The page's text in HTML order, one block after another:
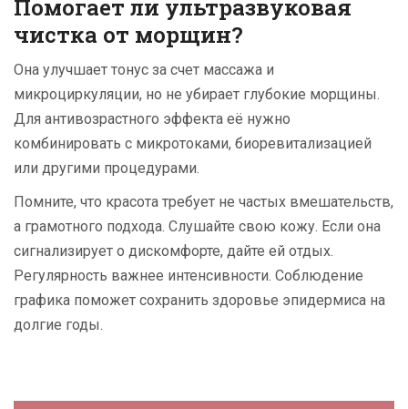
Помогает ли ультразвуковая
чистка от морщин?
Она улучшает тонус за счет массажа и
микроциркуляции, но не убирает глубокие морщины.
Для антивозрастного эффекта её нужно
комбинировать с микротоками, биоревитализацией
или другими процедурами.
Помните, что красота требует не частых вмешательств,
а грамотного подхода. Слушайте свою кожу. Если она
сигнализирует о дискомфорте, дайте ей отдых.
Регулярность важнее интенсивности. Соблюдение
графика поможет сохранить здоровье эпидермиса на
долгие годы.